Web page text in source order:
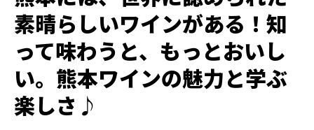
素晴らしいワインがある！知
って味わうと、もっとおいし
い。熊本ワインの魅力と学ぶ
楽しさ♪